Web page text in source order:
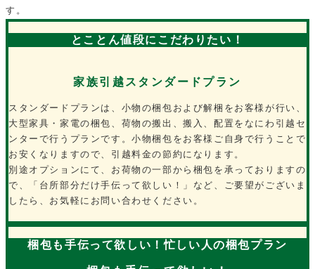
す。
とことん値段にこだわりたい！
家族引越スタンダードプラン
スタンダードプランは、小物の梱包および解梱をお客様が行い、
大型家具・家電の梱包、荷物の搬出、搬入、配置をなにわ引越セ
ンターで行うプランです。小物梱包をお客様ご自身で行うことで
お安くなりますので、引越料金の節約になります。
別途オプションにて、お荷物の一部から梱包を承っておりますの
で、「台所部分だけ手伝って欲しい！」など、ご要望がございま
したら、お気軽にお問い合わせください。
梱包も手伝って欲しい！忙しい人の梱包プラン